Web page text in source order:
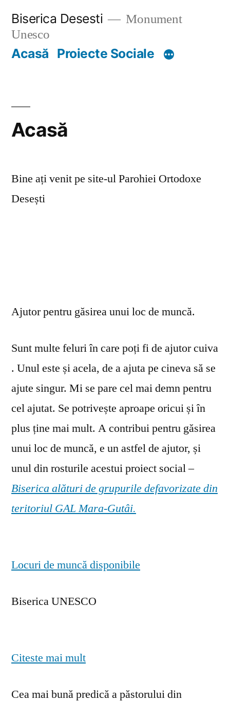
content
Biserica Desesti
Monument
Unesco
Acasă Proiecte Sociale
Acasă
Bine ați venit pe site-ul Parohiei Ortodoxe
Desești
Ajutor pentru găsirea unui loc de muncă.
Sunt multe feluri în care poți fi de ajutor cuiva
. Unul este și acela, de a ajuta pe cineva să se
ajute singur. Mi se pare cel mai demn pentru
cel ajutat. Se potrivește aproape oricui și în
plus ține mai mult. A contribui pentru găsirea
unui loc de muncă, e un astfel de ajutor, și
unul din rosturile acestui proiect social –
Biserica alături de grupurile defavorizate din
teritoriul GAL Mara-Gutâi.
Locuri de muncă disponibile
Biserica UNESCO
Citeste mai mult
Cea mai bună predică a păstorului din